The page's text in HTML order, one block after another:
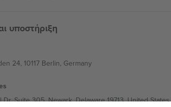
υποστήριξη
24, 10117 Berlin, Germany
Dr, Suite 305, Newark, Delaware 19713, United States